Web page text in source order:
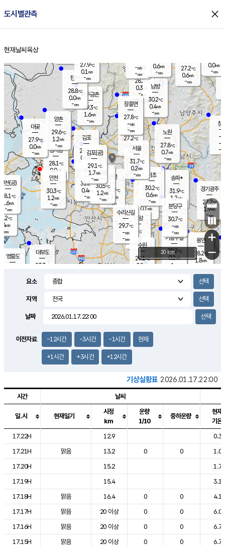
도시별관측 close
홈
현재날씨 육상
의도
℃
m/s
mm
영흥도
양주
28.3℃
0.3
-mm
과천
28.0℃
0.1m/s
- mm
용인
28.2℃
1.8m/s
경기광주
27.2℃
1.9m/s
-mm
2.0m/s
대부도
27.3
경서동
28.1℃
0.0m/s
-mm
파주금촌
29.3℃
1.6m/s
-mm
27.2℃
0.6m/s
-mm
대곶
27.9℃
0.0m/s
-mm
창
-
-m/
-
탄현
28.8℃
0.0m/s
-mm
0.0m/s
-mm
의왕
- ℃
m/s
mm
김포
29.2℃
0.0 m/s
mm
광명
31.9 ℃
1.3 m/s
-mm
부천
31.8℃
0.4m/s
-mm
양촌
29.6℃
1.2m/s
-mm
구로
30.5℃
1.2m/s
-mm
은평
27.2℃
0.4 m/s
- mm
노원
27.8℃
0.7m/s
-mm
송파*
31.9℃
1.2m/s
-mm
서초
30.2℃
0.6m/s
-mm
남방
30.2℃
0.4m/s
-mm
기흥구갈
29.2℃
0.2m/s
-
수리산길
29.7℃
-m/s
-mm
분당구
30.7℃
-m/s
-mm
장흥면
27.8℃
-m/s
-mm
-m/s
-mm
인천(공)
28.1℃
1.6m/s
-mm
김포(공)
29.1℃
1.7m/s
-mm
수원
29.1℃
0.2 m/s
인천
30.3℃
1.2m/s
-mm
서울
31.7℃
0.2m/s
-mm
27.9℃
0.1 m/s
-mm
0.6m/s
-mm
+
−
20 km
요소
지역
날짜
이전자료 -12시간 -3시간 -1시간 현재
+1시간 +3시간 +12시간
기상실황표 2026.01.17.22:00
도시별 기상실황표로 지점, 날씨, 기온, 강수, 바람, 기압등을 안내한 표입
시간 날씨
일.시 현재일기
시정
km
운량
1/10
중하운량
현재
기온
17.22H
12.9
0.3
17.21H
맑음 13.2 0 0
1.0
17.20H
15.2
1.7
17.19H
15.4
3.1
17.18H
맑음 16.4 0 0
4.1
17.17H
맑음 20 이상 0 0
6.0
17.16H
맑음 20 이상 0 0
6.7
17.15H
맑음 20 이상 0 0
6.7